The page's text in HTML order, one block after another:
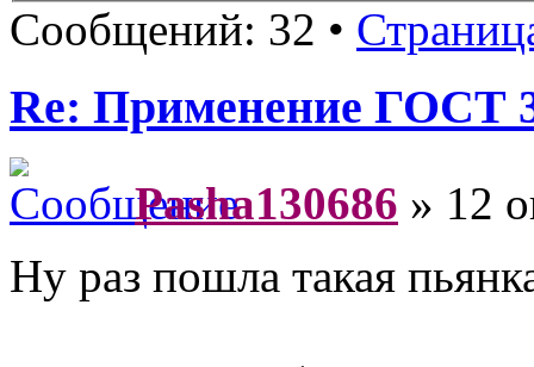
Сообщений: 32 •
Re: Применение ГОСТ
Pasha130686 » 12
Ну раз пошла такая